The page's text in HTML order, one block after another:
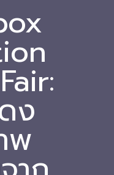
นการแลกเปลี่ยนข้อมูล
นำร่อง
กรรมการศึกษา
ง
พ